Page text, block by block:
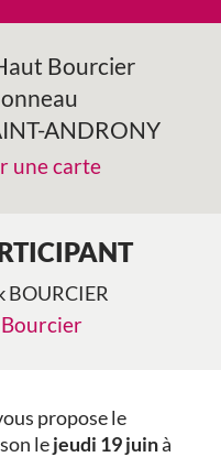
Bourcier
ANDRONY
une carte
BOURCIER
propose le
lejeudi 19 juinà